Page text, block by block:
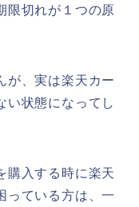
限切れが１つの原
が、実は楽天カー
い状態になってし
購入する時に楽天
っている方は、一